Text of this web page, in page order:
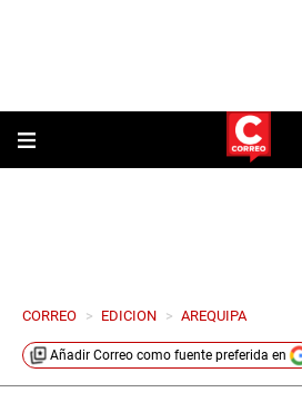
CORREO > EDICION > AREQUIPA
Añadir Correo como fuente preferida en